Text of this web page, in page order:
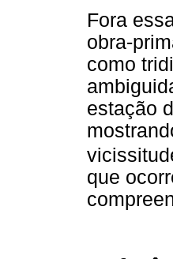
Fora
obra-
como
estação
que